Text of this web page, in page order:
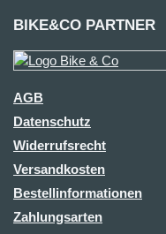
BIKE&CO PARTNER
AGB
Datenschutz
Widerrufsrecht
Versandkosten
Bestellinformationen
Zahlungsarten